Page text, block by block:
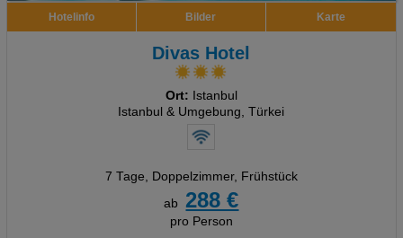
Hotelinfo Bilder Karte
Divas Hotel
Ort: Istanbul
Istanbul & Umgebung, Türkei
7 Tage, Doppelzimmer, Frühstück
ab
288 €
pro Person